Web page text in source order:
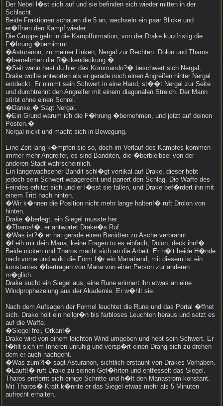
Der Nebel l�st sich auf und sie befinden sich wieder mitten in der
Schlacht.
Beide Fraktionen schauen die 5 an, wechseln ein paar Blicke und
er�ffnen den Kampf wieder.
Die Gruppe geht in die Kampfformation, von der Drake kurzfristig die
F�hrung �bernimmt.
�Asturanon, zu meiner Linken, Nergal zur Rechten. Dolon und Tharos
�bernehmen die R�ckendeckung.�
�Seit wann hast du hier das Kommando?� beschwert sich Nergal,
Drake wollte antworten als er gerade noch einen Angreifen hinter Nergal
entdeckt. Er nimmt sein Schwert in eine Hand, st��t Nergal zur Seite
und durchtrennt den Angreifer mit einem diagonalen Streich. Der Mann
stirbt ohne einen Schrei.
�Danke.� Sagt Nergal.
�Ein Grund warum ich die F�hrung �bernehmen, und jetzt auf deinen
Posten.�
Nergal nickt und macht sich in Bewegung.
Eine Zeit lang k�mpfen sie so, doch im Verlauf des Kampfes kommen
immer mehr Angreifer, es sind Banditen, die �berbleibsel von der
anderen Stadt wahrscheinlich.
Ein langewachsener Bandit schl�gt vertikal auf Drake, dieser hebt
jedoch sein Schwert waagerecht und pariert den Schlag. Die Waffe des
Feindes erhitzt sich und er l�sst sie fallen, und Drake bef�rdert ihn mit
einem Tritt nach hinten.
�Wir k�nnen die Position nicht mehr lange halten!� ruft Drolon von
hinten.
Drake �berlegt, ein Siegel musste her.
�Tharos!�, er antwortet Drake�s Ruf.
�Was ist?� er hat gerade einen Banidten zu Asche verbrannt.
�Leih mir dein Mana, keine Fragen tu es einfach, Dolon, deck ihn!�
Beide nicken und Tharos macht sich an die Arbeit. Er h�lt beide H�nde
nach vorne und wirkt die Form f�r ein Manaband, mit diesem ist ein
konstantes �bertragen von Mana von einer Person zur anderen
m�glich.
Drake sucht ein Siegel aus, eine Rune erinnert ihn etwas an eine
Windprophezeiung aus der Akademie. Er w�hlt sie.
Nach dem Aufsagen der Formel leuchtet die Rune und das Portal �ffnet
sich. Drake holt ein hellgr�n bis farbloses Leuchten heraus und setzt es
auf die Waffe.
�Siegel frei, Orkan!�
Drake wird von einem leichten Wind umgeben und hebt sein Schwert. Er
f�hlt sich im Inneren unruhig und versp�rt einen Drang sich zu drehen
dem er auch nachgeht.
�Was zum?!� sagt Asturanon, sichtlich erstaunt von Drakes Vorhaben.
�Lauft!� ruft Drake zu seinen Gef�hrten und entfesselt das Siegel.
Tharos entfernt sich einige Schritte und h�lt den Manastrom konstant.
Mit Tharos� Kraft k�nnte er das Siegel etwas mehr als 5 Minuten
aufrecht erhalten.